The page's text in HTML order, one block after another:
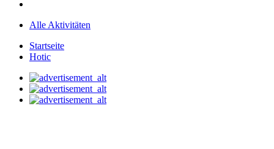
Alle Aktivitäten
Startseite
Hotic